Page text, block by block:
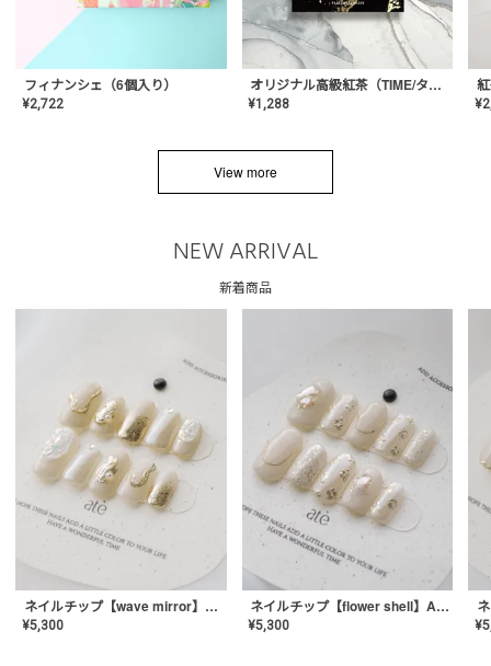
フィナンシェ（6個入り）
¥2,722
オリジナル高級紅茶（TIME/タイム）【ギフト/プチギフト/プレゼント/内祝い/結婚式/オリジナル配合/高品質/ハーブティー/茶葉/記念日/お返し/手土産/美容/おしゃれ】
¥1,288 ¥
View more
NEW ARRIVAL
新着商品
ネイルチップ【wave mirror】AE-CONA-04
¥5,300
ネイルチップ【flower shell】AE-CONA-03
¥5,300 ¥